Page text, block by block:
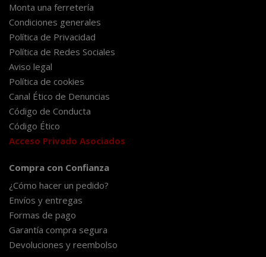
Monta una ferretería
Condiciones generales
Política de Privacidad
Política de Redes Sociales
Aviso legal
Política de cookies
Canal Ético de Denuncias
Código de Conducta
Código Ético
Acceso Privado Asociados
Compra con Confianza
¿Cómo hacer un pedido?
Envíos y entregas
Formas de pago
Garantía compra segura
Devoluciones y reembolso